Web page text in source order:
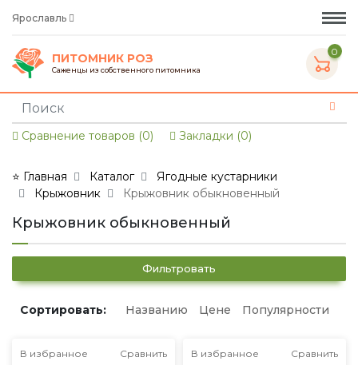
Ярославль
ПИТОМНИК РОЗ
Саженцы из собственного питомника
0
Сравнение товаров (0) Закладки (0)
⭐ Главная Каталог
Ягодные кустарники
Крыжовник
Крыжовник обыкновенный
Крыжовник обыкновенный
Фильтровать
Сортировать: Названию Цене Популярности
В избранное Сравнить В избранное Сравнить